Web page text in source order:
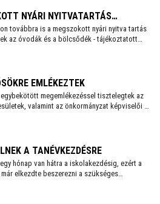
világháború után újjászervezett,
ismertté vált ejtőernyős
NYÁRI NYITVATARTÁS
A FEHÉRVÁRI ÓVODÁK ÉS
továbbra is a megszokott nyári nyitva tartás
az óvodák és a bölcsődék - tájékoztatott
a város polgármestere. Hétfőtől is tehát a
EMLÉKEZTEK
megemlékezéssel tisztelegtek az
valamint az önkormányzat képviselői a
Emlékműnél. A jelenlévők a 62. Önálló
A TANÉVKEZDÉSRE
hónap van hátra a iskolakezdésig, ezért a
elkezdte beszerezni a szükséges
papír-írószer üzletek már július eleje